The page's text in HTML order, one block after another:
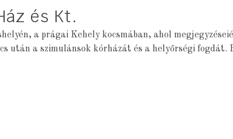
és Kt.
a prágai Kehely kocsmában, ahol
után a szimulánsok kórházát és a helyőrségi fogdát.